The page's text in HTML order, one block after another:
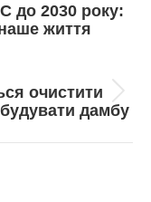
до 2030 року:
життя
очистити
дамбу